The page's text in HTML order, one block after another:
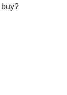
buy?